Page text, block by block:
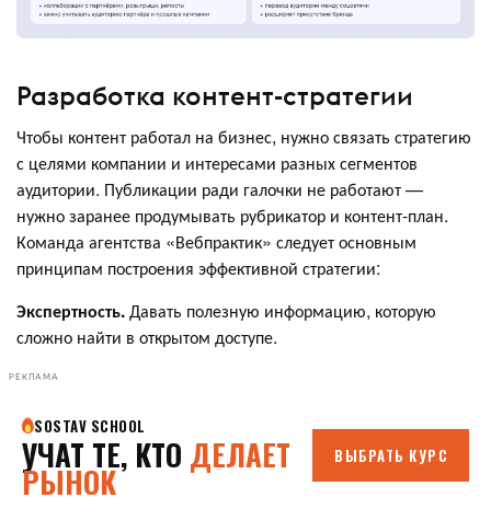
Разработка контент-стратегии
Чтобы контент работал на бизнес, нужно связать стратегию
с целями компании и интересами разных сегментов
аудитории. Публикации ради галочки не работают —
нужно заранее продумывать рубрикатор и контент-план.
Команда агентства «Вебпрактик» следует основным
принципам построения эффективной стратегии:
Экспертность. Давать полезную информацию, которую
сложно найти в открытом доступе.
РЕКЛАМА